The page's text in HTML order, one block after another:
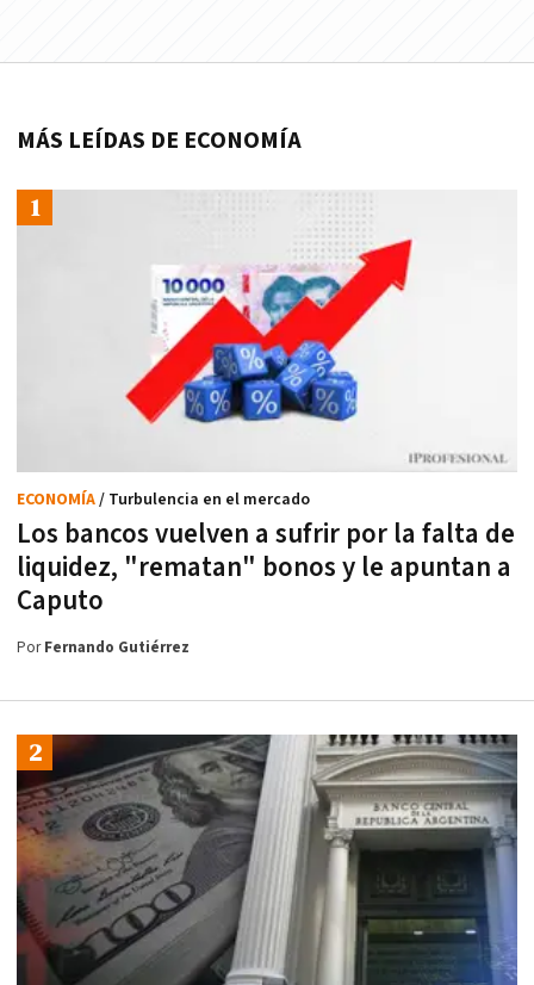
MÁS LEÍDAS DE ECONOMÍA
Los bancos vuelven a sufrir por la falta de
liquidez, "rematan" bonos y le apuntan a
Caputo
ECONOMÍA/ Turbulencia en el mercado
PorFernando Gutiérrez